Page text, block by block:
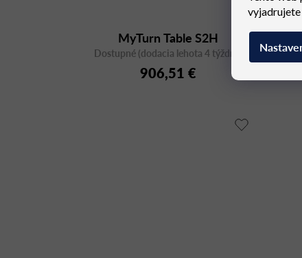
vyjadrujete
MyTurn Table S2H
Dostupné (dodacia lehota 4 týždne)
906,51 €